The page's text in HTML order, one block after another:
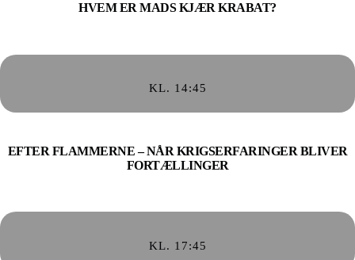
HVEM ER MADS KJÆR KRABAT?
KL. 14:45
EFTER FLAMMERNE – NÅR KRIGSERFARINGER BLIVER
FORTÆLLINGER
KL. 17:45